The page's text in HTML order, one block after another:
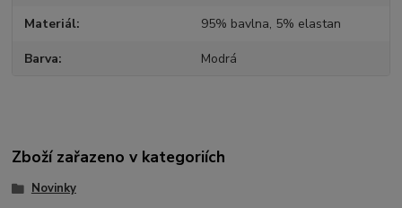
Materiál 95% bavlna, 5% elastan
Barva Modrá
Zboží zařazeno v kategoriích
Novinky